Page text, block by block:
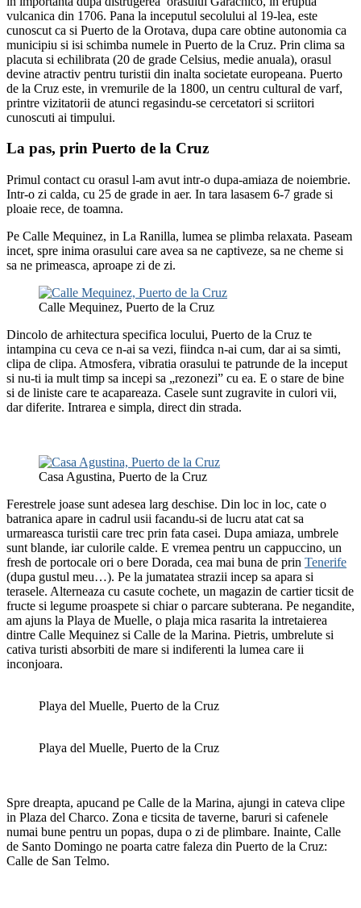
vulcanica din 1706. Pana la inceputul secolului al 19-lea, este
cunoscut ca si Puerto de la Orotava, dupa care obtine autonomia ca
municipiu si isi schimba numele in Puerto de la Cruz. Prin clima sa
placuta si echilibrata (20 de grade Celsius, medie anuala), orasul
devine atractiv pentru turistii din inalta societate europeana. Puerto
de la Cruz este, in vremurile de la 1800, un centru cultural de varf,
printre vizitatorii de atunci regasindu-se cercetatori si scriitori
cunoscuti ai timpului.
La pas, prin Puerto de la Cruz
Primul contact cu orasul l-am avut intr-o dupa-amiaza de noiembrie.
Intr-o zi calda, cu 25 de grade in aer. In tara lasasem 6-7 grade si
ploaie rece, de toamna.
Pe Calle Mequinez, in La Ranilla, lumea se plimba relaxata. Paseam
incet, spre inima orasului care avea sa ne captiveze, sa ne cheme si
sa ne primeasca, aproape zi de zi.
Calle Mequinez, Puerto de la Cruz
Dincolo de arhitectura specifica locului, Puerto de la Cruz te
intampina cu ceva ce n-ai sa vezi, fiindca n-ai cum, dar ai sa simti,
clipa de clipa. Atmosfera, vibratia orasului te patrunde de la inceput
si nu-ti ia mult timp sa incepi sa „rezonezi” cu ea. E o stare de bine
si de liniste care te acapareaza. Casele sunt zugravite in culori vii,
dar diferite. Intrarea e simpla, direct din strada.
Casa Agustina, Puerto de la Cruz
Ferestrele joase sunt adesea larg deschise. Din loc in loc, cate o
batranica apare in cadrul usii facandu-si de lucru atat cat sa
urmareasca turistii care trec prin fata casei. Dupa amiaza, umbrele
sunt blande, iar culorile calde. E vremea pentru un cappuccino, un
fresh de portocale ori o bere Dorada, cea mai buna de prin Tenerife
(dupa gustul meu…). Pe la jumatatea strazii incep sa apara si
terasele. Alterneaza cu casute cochete, un magazin de cartier ticsit de
fructe si legume proaspete si chiar o parcare subterana. Pe negandite,
am ajuns la Playa de Muelle, o plaja mica rasarita la intretaierea
dintre Calle Mequinez si Calle de la Marina. Pietris, umbrelute si
cativa turisti absorbiti de mare si indiferenti la lumea care ii
inconjoara.
Playa del Muelle, Puerto de la Cruz
Playa del Muelle, Puerto de la Cruz
Spre dreapta, apucand pe Calle de la Marina, ajungi in cateva clipe
in Plaza del Charco. Zona e ticsita de taverne, baruri si cafenele
numai bune pentru un popas, dupa o zi de plimbare. Inainte, Calle
de Santo Domingo ne poarta catre faleza din Puerto de la Cruz:
Calle de San Telmo.